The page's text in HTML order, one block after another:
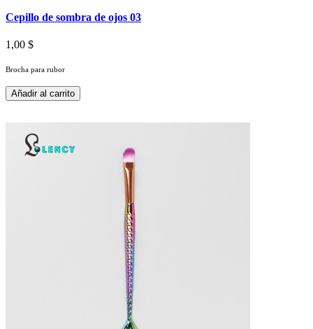
Cepillo de sombra de ojos 03
1,00 $
Brocha para rubor
Añadir al carrito